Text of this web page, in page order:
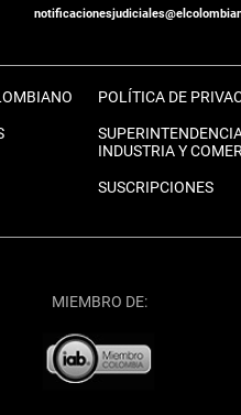
POLÍTICA DE
INDUSTRIA Y
SUSCRIPCIONES
MIEMBRO DE: